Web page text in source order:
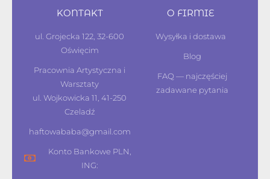
KONTAKT
ul. Grojecka 122, 32-600
Oświęcim
Pracownia Artystyczna i
Warsztaty
ul. Wojkowicka 11, 41-250
Czeladź
haftowababa@gmail.com
Konto Bankowe PLN,
ING:
O FIRMIE
Wysyłka i dostawa
Blog
FAQ — najczęściej
zadawane pytania